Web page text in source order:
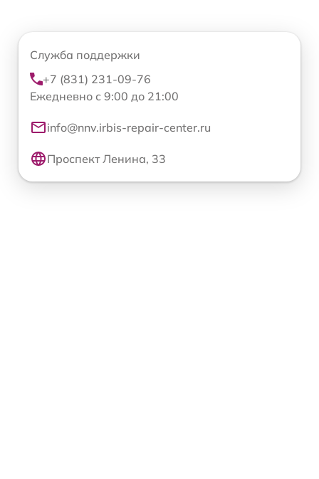
Служба поддержки
+7 (831) 231-09-76
Ежедневно с 9:00 до 21:00
info@nnv.irbis-repair-center.ru
Проспект Ленина, 33